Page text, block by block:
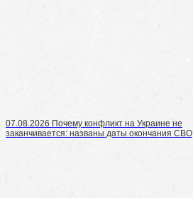
07.08.2026 Почему конфликт на Украине не
заканчивается: названы даты окончания СВО